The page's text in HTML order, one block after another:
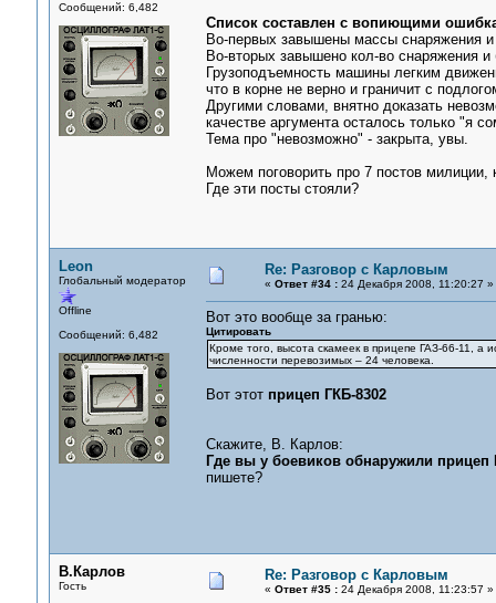
Сообщений: 6,482
Список составлен с вопиющими
Во-первых завышены массы снаряжения и
Во-вторых завышено кол-во снаряжения и
Грузоподъемность машины легким
что в корне не верно и граничит с
Другими словами, внятно доказать
качестве аргумента осталось только "я
Тема про "невозможно" - закрыта, увы.
Можем поговорить про 7 постов милиции,
Где эти посты стояли?
Leon
Глобальный модератор
Offline
Сообщений: 6,482
Re: Разговор с Карловым
« Ответ #34 :24 Декабря 2008, 11:20:27 »
Вот это вообще за гранью:
Цитировать
Кроме того, высота скамеек в прицепе ГАЗ-66-11, а
численности перевозимых – 24 человека.
Вот этот прицеп ГКБ-8302
Скажите, В. Карлов:
Где вы у боевиков обнаружили прицеп
пишете?
В.Карлов
Гость
Re: Разговор с Карловым
« Ответ #35 :24 Декабря 2008, 11:23:57 »